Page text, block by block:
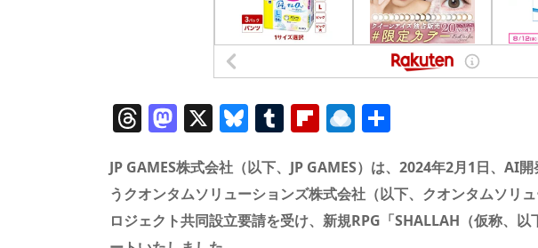
T
h
re
a
d
M
a
st
o
d
X Bl
u
e
sk
y
T
u
m
bl
r
Fl
ip
b
o
ar
R
ai
n
d
ro
JP GAMES株式会社（以下、JP GAMES）は、2024年2月1日、AI
うクオンタムソリューションズ株式会社（以下、クオンタムソリ
ロジェクト共同設立要請を受け、新規RPG「SHALLAH（仮称、